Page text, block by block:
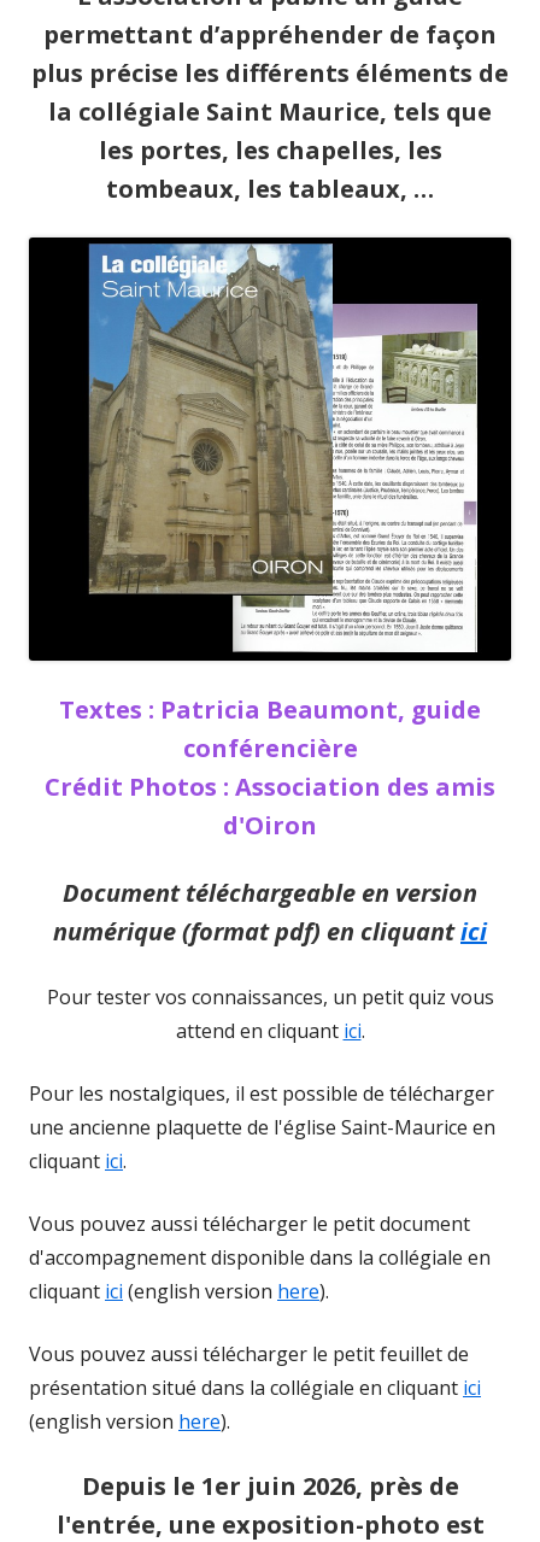
permettant d’appréhender de façon
plus précise les différents éléments de
la collégiale Saint Maurice, tels que
les portes, les chapelles, les
tombeaux, les tableaux, …
Textes : Patricia Beaumont, guide
conférencière
Crédit Photos : Association des amis
d'Oiron
Document téléchargeable en version
numérique (format pdf) en cliquantici
Pour tester vos connaissances, un petit quiz vous
attend en cliquant ici.
Pour les nostalgiques, il est possible de télécharger
une ancienne plaquette de l'église Saint-Maurice en
cliquant ici.
Vous pouvez aussi télécharger le petit document
d'accompagnement disponible dans la collégiale en
cliquant ici (english version here).
Vous pouvez aussi télécharger le petit feuillet de
présentation situé dans la collégiale en cliquant ici
(english version here).
Depuis le 1er juin 2026, près de
l'entrée, une exposition-photo est